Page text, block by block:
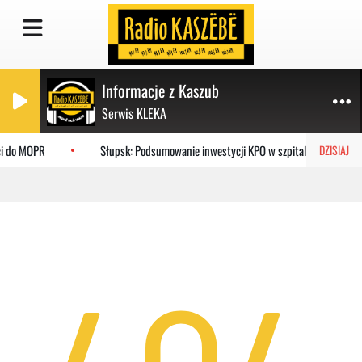
Informacje z Kaszub
Serwis KLEKA
DZISIAJ
MOPR Słupsk: Podsumowanie inwestycji KPO w szpitalu